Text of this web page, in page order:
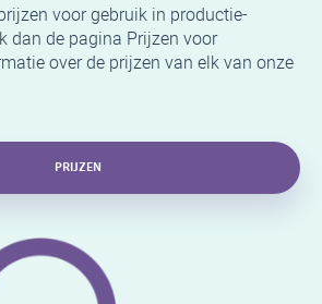
voor gebruik in productie-
dan de pagina Prijzen voor
over de prijzen van elk van onze
PRIJZEN